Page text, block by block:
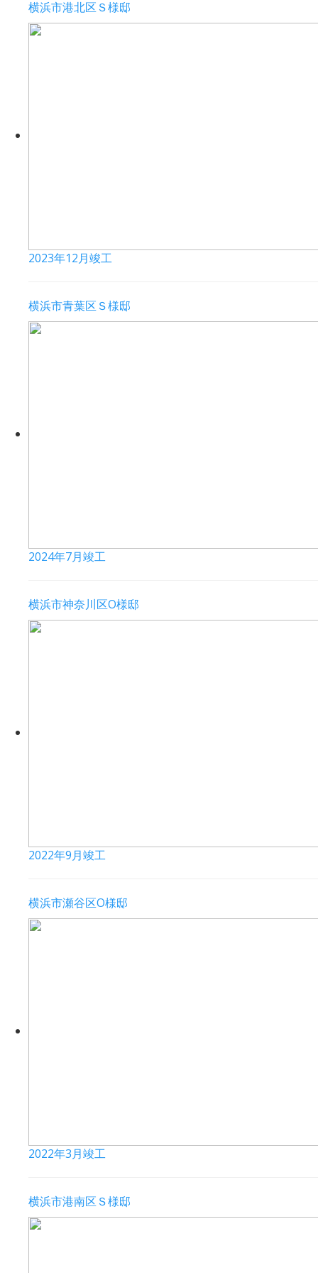
横浜市港北区Ｓ様邸
2023年12月竣工
横浜市青葉区Ｓ様邸
2024年7月竣工
横浜市神奈川区O様邸
2022年9月竣工
横浜市瀬谷区O様邸
2022年3月竣工
横浜市港南区Ｓ様邸